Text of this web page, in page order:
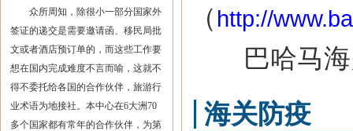
众所周知，除很小一部分国家外
签证的递交是需要邀请函、移民局批
文或者酒店预订单的，而这些工作要
想在国内完成难度不言而喻，这就不
得不委托给各国的合作伙伴，旅游行
业术语为地接社。本中心在6大洲70
多个国家都有常年的合作伙伴，为第
（ http://
巴哈马海
海关防疫